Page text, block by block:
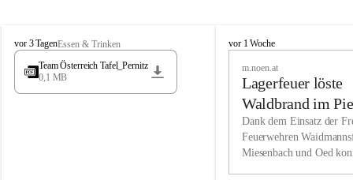
vielfältige Angebot unserer Kulturvereine.
Überzeugen Sie sich selbst, dass Sie in Miesenbach sowie
in den Beherbergungsbetrieben, Gaststätten und urigen
Wir kennen Miesenbach als lebens- und liebenswerten Ort.
Tradition und Innovation werden ebenso groß geschrieben
M
i
s
vor 3 TagenEssen & Trinken
Team Österreich Tafel_Pernitz
0,1 MB
M
h
vor 1 Woche
m.noen.at
Lagerfeuer löste
Waldbrand im
aus
Dank dem Einsatz der
Feuerwehren
Miesenbach und Oed